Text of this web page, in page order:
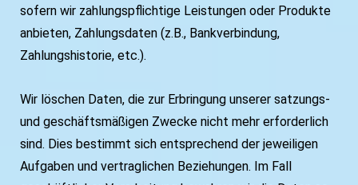
sofern wir zahlungspflichtige Leistungen oder Produkte
anbieten, Zahlungsdaten (z.B., Bankverbindung,
Zahlungshistorie, etc.).
Wir löschen Daten, die zur Erbringung unserer satzungs-
und geschäftsmäßigen Zwecke nicht mehr erforderlich
sind. Dies bestimmt sich entsprechend der jeweiligen
Aufgaben und vertraglichen Beziehungen. Im Fall